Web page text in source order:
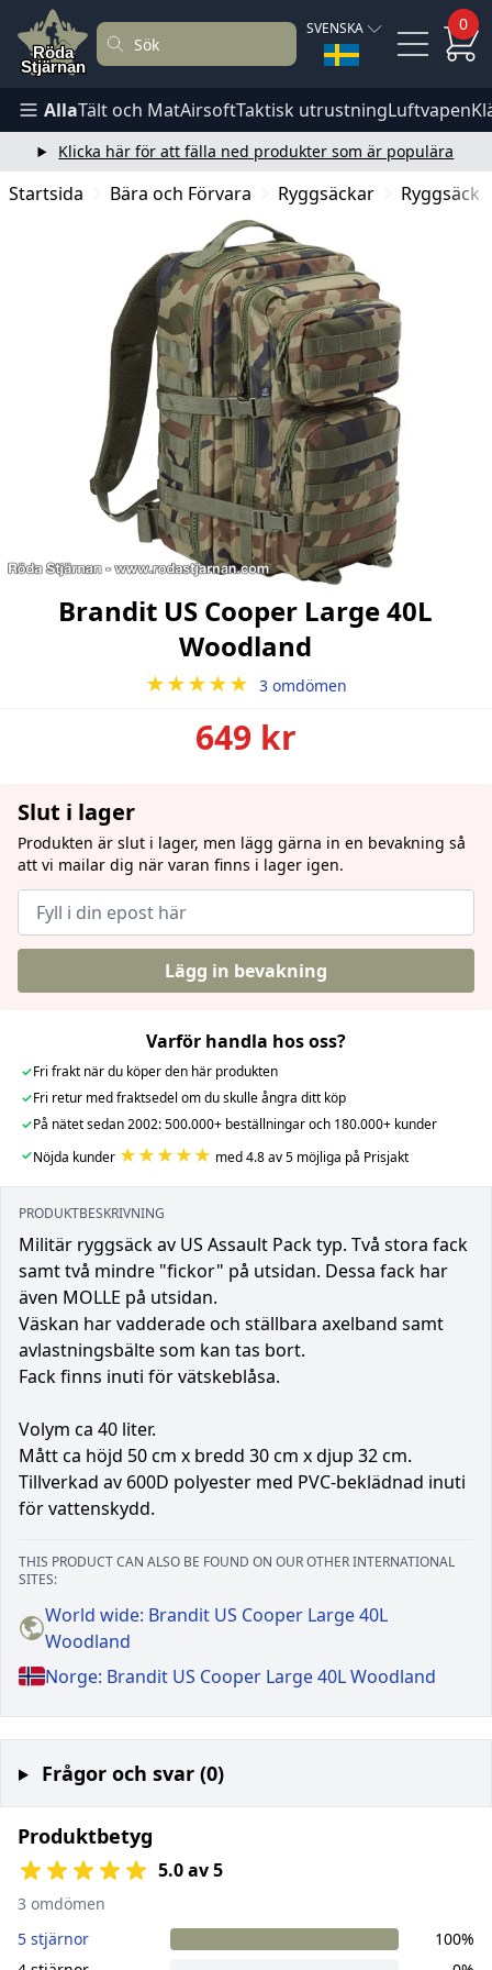
SVENSKA 0
AllaTält och MatAirsoftTaktisk utrustningLuftvapen
Klicka här för att fälla ned produkter som är populära
Startsida Bära och Förvara Ryggsäckar Ryggsäck
Brandit US Cooper Large 40L
Woodland
★★★★★ 3 omdömen
649 kr
Slut i lager
Produkten är slut i lager, men lägg gärna in en bevakning så
att vi mailar dig när varan finns i lager igen.
Lägg in bevakning
Varför handla hos oss?
✓Fri frakt när du köper den här produkten
✓Fri retur med fraktsedel om du skulle ångra ditt köp
✓På nätet sedan 2002: 500.000+ beställningar och 180.000+ kunder
✓Nöjda kunder ★★★★★ med 4.8 av 5 möjliga på Prisjakt
PRODUKTBESKRIVNING
Militär ryggsäck av US Assault Pack typ. Två stora fack
samt två mindre "fickor" på utsidan. Dessa fack har
även MOLLE på utsidan.
Väskan har vadderade och ställbara axelband samt
avlastningsbälte som kan tas bort.
Fack finns inuti för vätskeblåsa.
Volym ca 40 liter.
Mått ca höjd 50 cm x bredd 30 cm x djup 32 cm.
Tillverkad av 600D polyester med PVC-beklädnad inuti
för vattenskydd.
THIS PRODUCT CAN ALSO BE FOUND ON OUR OTHER INTERNATIONAL
SITES:
World wide: Brandit US Cooper Large 40L
Woodland
Norge: Brandit US Cooper Large 40L Woodland
Frågor och svar (0)
Produktbetyg
5.0 av 5
3 omdömen
5 stjärnor
100%